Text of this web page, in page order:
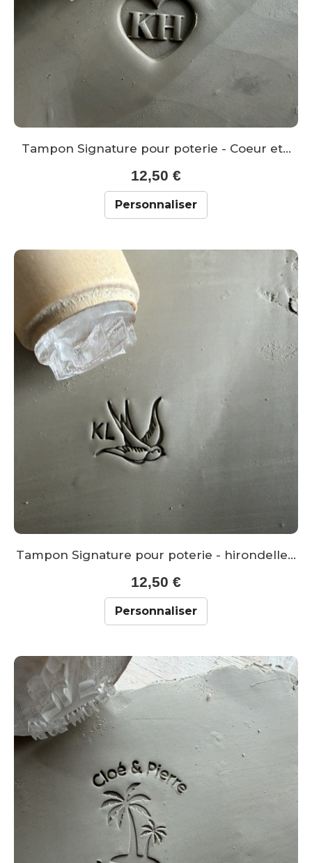
Tampon Signature pour poterie - Coeur et...
12,50 €
Personnaliser
Tampon Signature pour poterie - hirondelle...
12,50 €
Personnaliser